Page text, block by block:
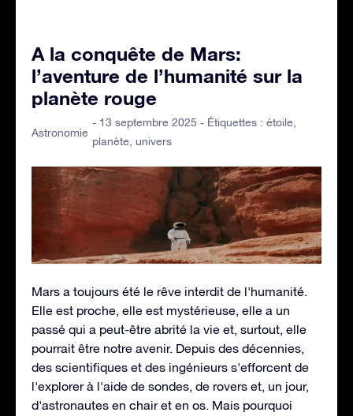
A la conquête de Mars:
l’aventure de l’humanité sur la
planète rouge
Astronomie
- 13 septembre 2025 - Étiquettes : étoile,
planète, univers
Mars a toujours été le rêve interdit de l'humanité.
Elle est proche, elle est mystérieuse, elle a un
passé qui a peut-être abrité la vie et, surtout, elle
pourrait être notre avenir. Depuis des décennies,
des scientifiques et des ingénieurs s'efforcent de
l'explorer à l'aide de sondes, de rovers et, un jour,
d'astronautes en chair et en os. Mais pourquoi